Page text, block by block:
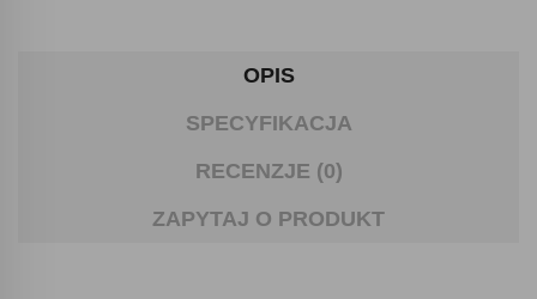
OPIS
SPECYFIKACJA
RECENZJE (0)
ZAPYTAJ O PRODUKT